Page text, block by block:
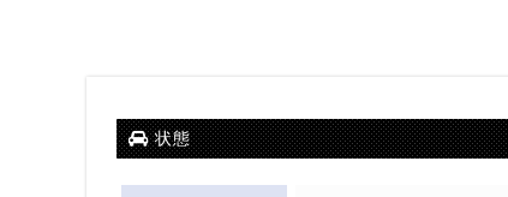
状態